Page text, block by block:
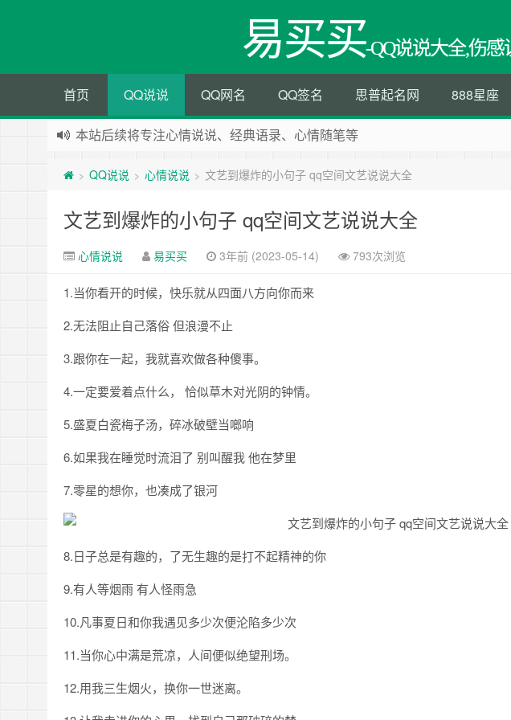
易买买-QQ说说大全,伤感
首页 QQ说说 QQ网名 QQ签名 思普起名网 888星座
本站后续将专注心情说说、经典语录、心情随笔等
> QQ说说 > 心情说说 > 文艺到爆炸的小句子 qq空间文艺说说大全
文艺到爆炸的小句子 qq空间文艺说说大全
心情说说 易买买 3年前 (2023-05-14) 793次浏览
1.当你看开的时候，快乐就从四面八方向你而来
2.无法阻止自己落俗 但浪漫不止
3.跟你在一起，我就喜欢做各种傻事。
4.一定要爱着点什么， 恰似草木对光阴的钟情。
5.盛夏白瓷梅子汤，碎冰破壁当啷响
6.如果我在睡觉时流泪了 别叫醒我 他在梦里
7.零星的想你，也凑成了银河
8.日子总是有趣的，了无生趣的是打不起精神的你
9.有人等烟雨 有人怪雨急
10.凡事夏日和你我遇见多少次便沦陷多少次
11.当你心中满是荒凉，人间便似绝望刑场。
12.用我三生烟火，换你一世迷离。